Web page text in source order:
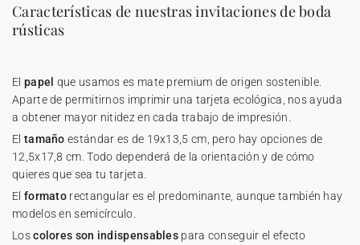
Características de nuestras invitaciones de boda
rústicas
El papel que usamos es mate premium de origen sostenible.
Aparte de permitirnos imprimir una tarjeta ecológica, nos ayuda
a obtener mayor nitidez en cada trabajo de impresión.
El tamaño estándar es de 19x13,5 cm, pero hay opciones de
12,5x17,8 cm. Todo dependerá de la orientación y de cómo
quieres que sea tu tarjeta.
El formato rectangular es el predominante, aunque también hay
modelos en semicírculo.
Loscolores son indispensables para conseguir el efecto